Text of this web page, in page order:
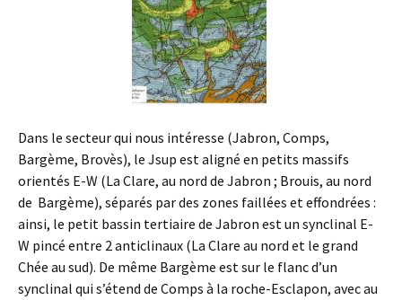
Dans le secteur qui nous intéresse (Jabron, Comps,
Bargème, Brovès), le Jsup est aligné en petits massifs
orientés E-W (La Clare, au nord de Jabron ; Brouis, au nord
de Bargème), séparés par des zones faillées et effondrées :
ainsi, le petit bassin tertiaire de Jabron est un synclinal E-
W pincé entre 2 anticlinaux (La Clare au nord et le grand
Chée au sud). De même Bargème est sur le flanc d’un
synclinal qui s’étend de Comps à la roche-Esclapon, avec au